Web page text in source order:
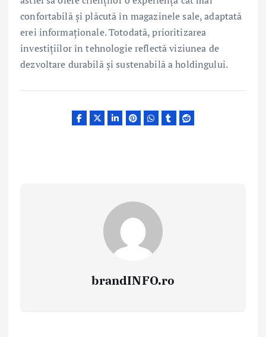
confortabilă și plăcută în magazinele sale, adaptată
erei informaționale. Totodată, prioritizarea
investițiilor în tehnologie reflectă viziunea de
dezvoltare durabilă și sustenabilă a holdingului.
brandINFO.ro